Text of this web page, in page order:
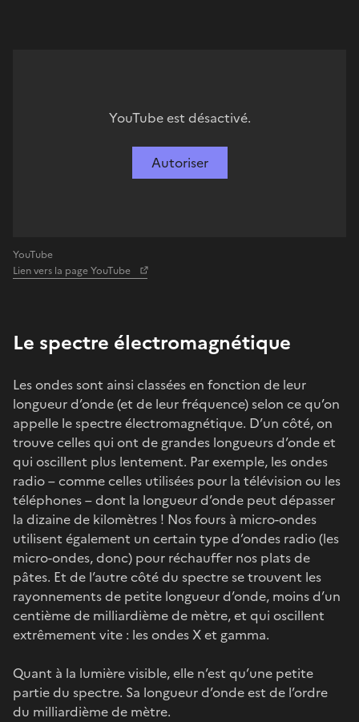
YouTube est désactivé.
Autoriser
YouTube
Lien vers la page YouTube
Le spectre électromagnétique
Les ondes sont ainsi classées en fonction de leur
longueur d’onde (et de leur fréquence) selon ce qu’on
appelle le spectre électromagnétique. D’un côté, on
trouve celles qui ont de grandes longueurs d’onde et
qui oscillent plus lentement. Par exemple, les ondes
radio – comme celles utilisées pour la télévision ou les
téléphones – dont la longueur d’onde peut dépasser
la dizaine de kilomètres ! Nos fours à micro-ondes
utilisent également un certain type d’ondes radio (les
micro-ondes, donc) pour réchauffer nos plats de
pâtes. Et de l’autre côté du spectre se trouvent les
rayonnements de petite longueur d’onde, moins d’un
centième de milliardième de mètre, et qui oscillent
extrêmement vite : les ondes X et gamma.
Quant à la lumière visible, elle n’est qu’une petite
partie du spectre. Sa longueur d’onde est de l’ordre
du milliardième de mètre.